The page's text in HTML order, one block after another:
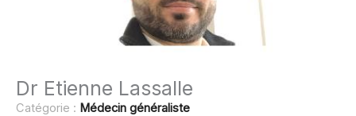
Dr Etienne Lassalle
Catégorie : Médecin généraliste